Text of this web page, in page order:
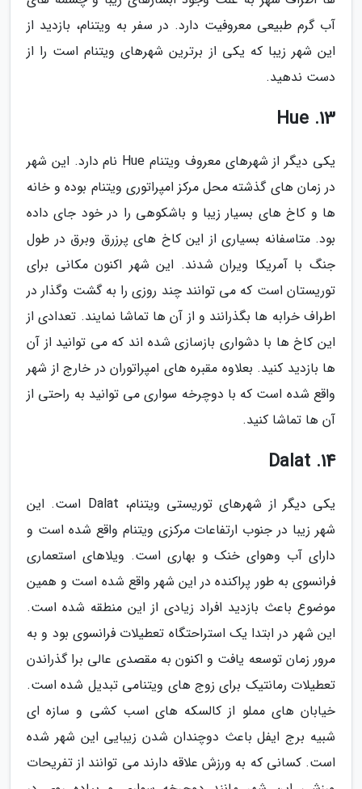
آب گرم طبیعی معروفیت دارد. در سفر به ویتنام، بازدید از
این شهر زیبا که یکی از برترین شهرهای ویتنام است را از
دست ندهید.
13. Hue
یکی دیگر از شهرهای معروف ویتنام Hue نام دارد. این شهر
در زمان های گذشته محل مرکز امپراتوری ویتنام بوده و خانه
ها و کاخ های بسیار زیبا و باشکوهی را در خود جای داده
بود. متاسفانه بسیاری از این کاخ های پرزرق وبرق در طول
جنگ با آمریکا ویران شدند. این شهر اکنون مکانی برای
توریستان است که می توانند چند روزی را به گشت وگذار در
اطراف خرابه ها بگذرانند و از آن ها تماشا نمایند. تعدادی از
این کاخ ها با دشواری بازسازی شده اند که می توانید از آن
ها بازدید کنید. بعلاوه مقبره های امپراتوران در خارج از شهر
واقع شده است که با دوچرخه سواری می توانید به راحتی از
آن ها تماشا کنید.
14. Dalat
یکی دیگر از شهرهای توریستی ویتنام، Dalat است. این
شهر زیبا در جنوب ارتفاعات مرکزی ویتنام واقع شده است و
دارای آب وهوای خنک و بهاری است. ویلاهای استعماری
فرانسوی به طور پراکنده در این شهر واقع شده است و همین
موضوع باعث بازدید افراد زیادی از این منطقه شده است.
این شهر در ابتدا یک استراحتگاه تعطیلات فرانسوی بود و به
مرور زمان توسعه یافت و اکنون به مقصدی عالی برا گذراندن
تعطیلات رمانتیک برای زوج های ویتنامی تبدیل شده است.
خیابان های مملو از کالسکه های اسب کشی و سازه ای
شبیه برج ایفل باعث دوچندان شدن زیبایی این شهر شده
است. کسانی که به ورزش علاقه دارند می توانند از تفریحات